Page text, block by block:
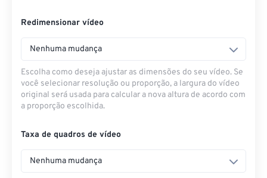
Redimensionar vídeo
Nenhuma mudança
Escolha como deseja ajustar as dimensões do seu vídeo. Se
você selecionar resolução ou proporção, a largura do vídeo
original será usada para calcular a nova altura de acordo com
a proporção escolhida.
Taxa de quadros de vídeo
Nenhuma mudança